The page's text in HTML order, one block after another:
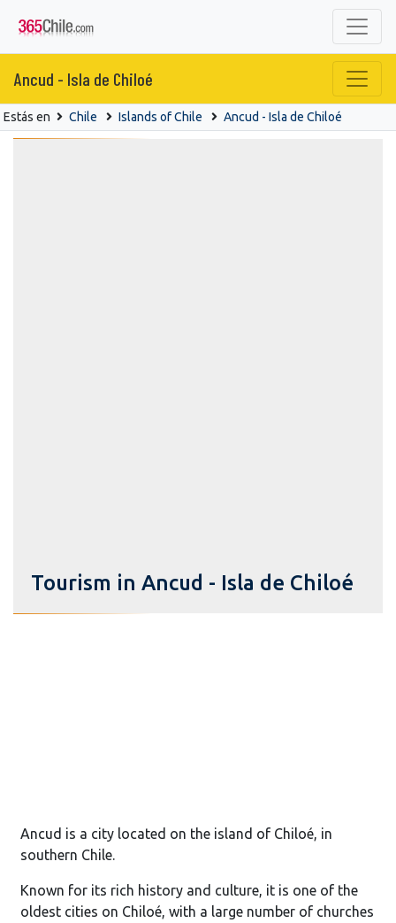
Ancud - Isla de Chiloé
Estás en Chile Islands of Chile Ancud - Isla de Chiloé
Tourism in Ancud - Isla de Chiloé
Ancud is a city located on the island of Chiloé, in
southern Chile.
Known for its rich history and culture, it is one of the
oldest cities on Chiloé, with a large number of churches